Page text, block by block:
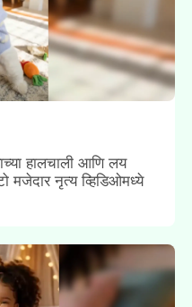
हालचाली आणि लय
मजेदार नृत्य व्हिडिओमध्ये